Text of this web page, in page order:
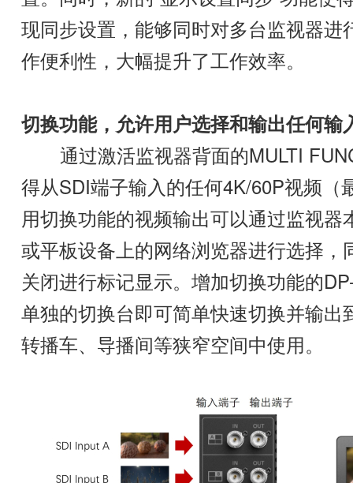
现同步设置，能够同时对多台监视器
作便利性，大幅提升了工作效率。
切换功能，允许用户选择和输出任何输
通过激活监视器背面的MULTI
得从SDI端子输入的任何4K/60P视频
用切换功能的视频输出可以通过监视
或平板设备上的网络浏览器进行选择
关闭进行标记显示。增加切换功能的
单独的切换台即可简单快速切换并输
转播车、导播间等狭窄空间中使用。